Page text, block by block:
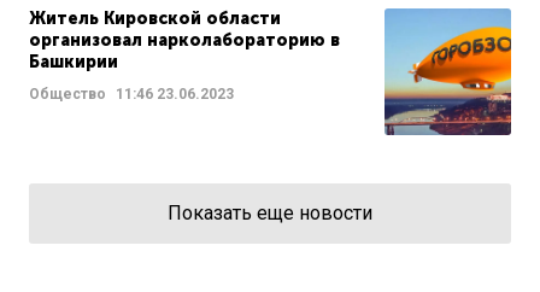
Житель Кировской области
организовал нарколабораторию в
Башкирии
Общество 11:46 23.06.2023
Показать еще новости